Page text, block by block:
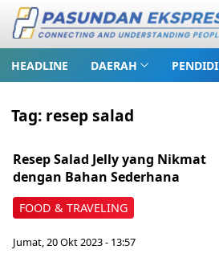
HEADLINE DAERAH
Tag: resep salad
FOOD & TRAVELING
Resep Salad Jelly yang Nikmat
dengan Bahan Sederhana
Jumat, 20 Okt 2023 - 13:57